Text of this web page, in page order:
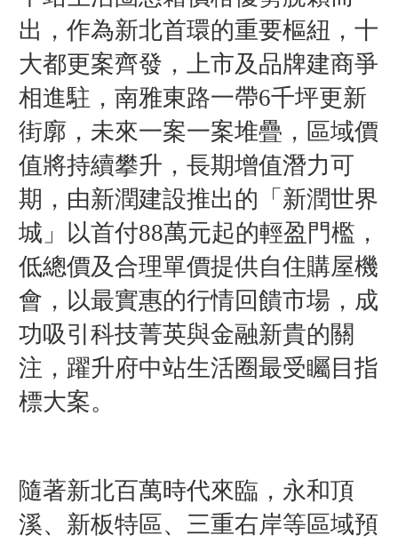
出，作為新北首環的重要樞紐，十
大都更案齊發，上市及品牌建商爭
相進駐，南雅東路一帶6千坪更新
街廓，未來一案一案堆疊，區域價
值將持續攀升，長期增值潛力可
期，由新潤建設推出的「新潤世界
城」以首付88萬元起的輕盈門檻，
低總價及合理單價提供自住購屋機
會，以最實惠的行情回饋市場，成
功吸引科技菁英與金融新貴的關
注，躍升府中站生活圈最受矚目指
標大案。
隨著新北百萬時代來臨，永和頂
溪、新板特區、三重右岸等區域預